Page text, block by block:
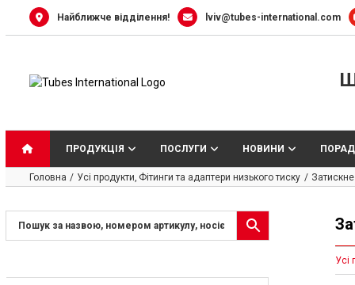
Найближче відділення! lviv@tubes-international.com
ПРОДУКЦІЯ ПОСЛУГИ НОВИНИ
Головна Усі продукти Фітинги та адаптери низького тиску
Усі